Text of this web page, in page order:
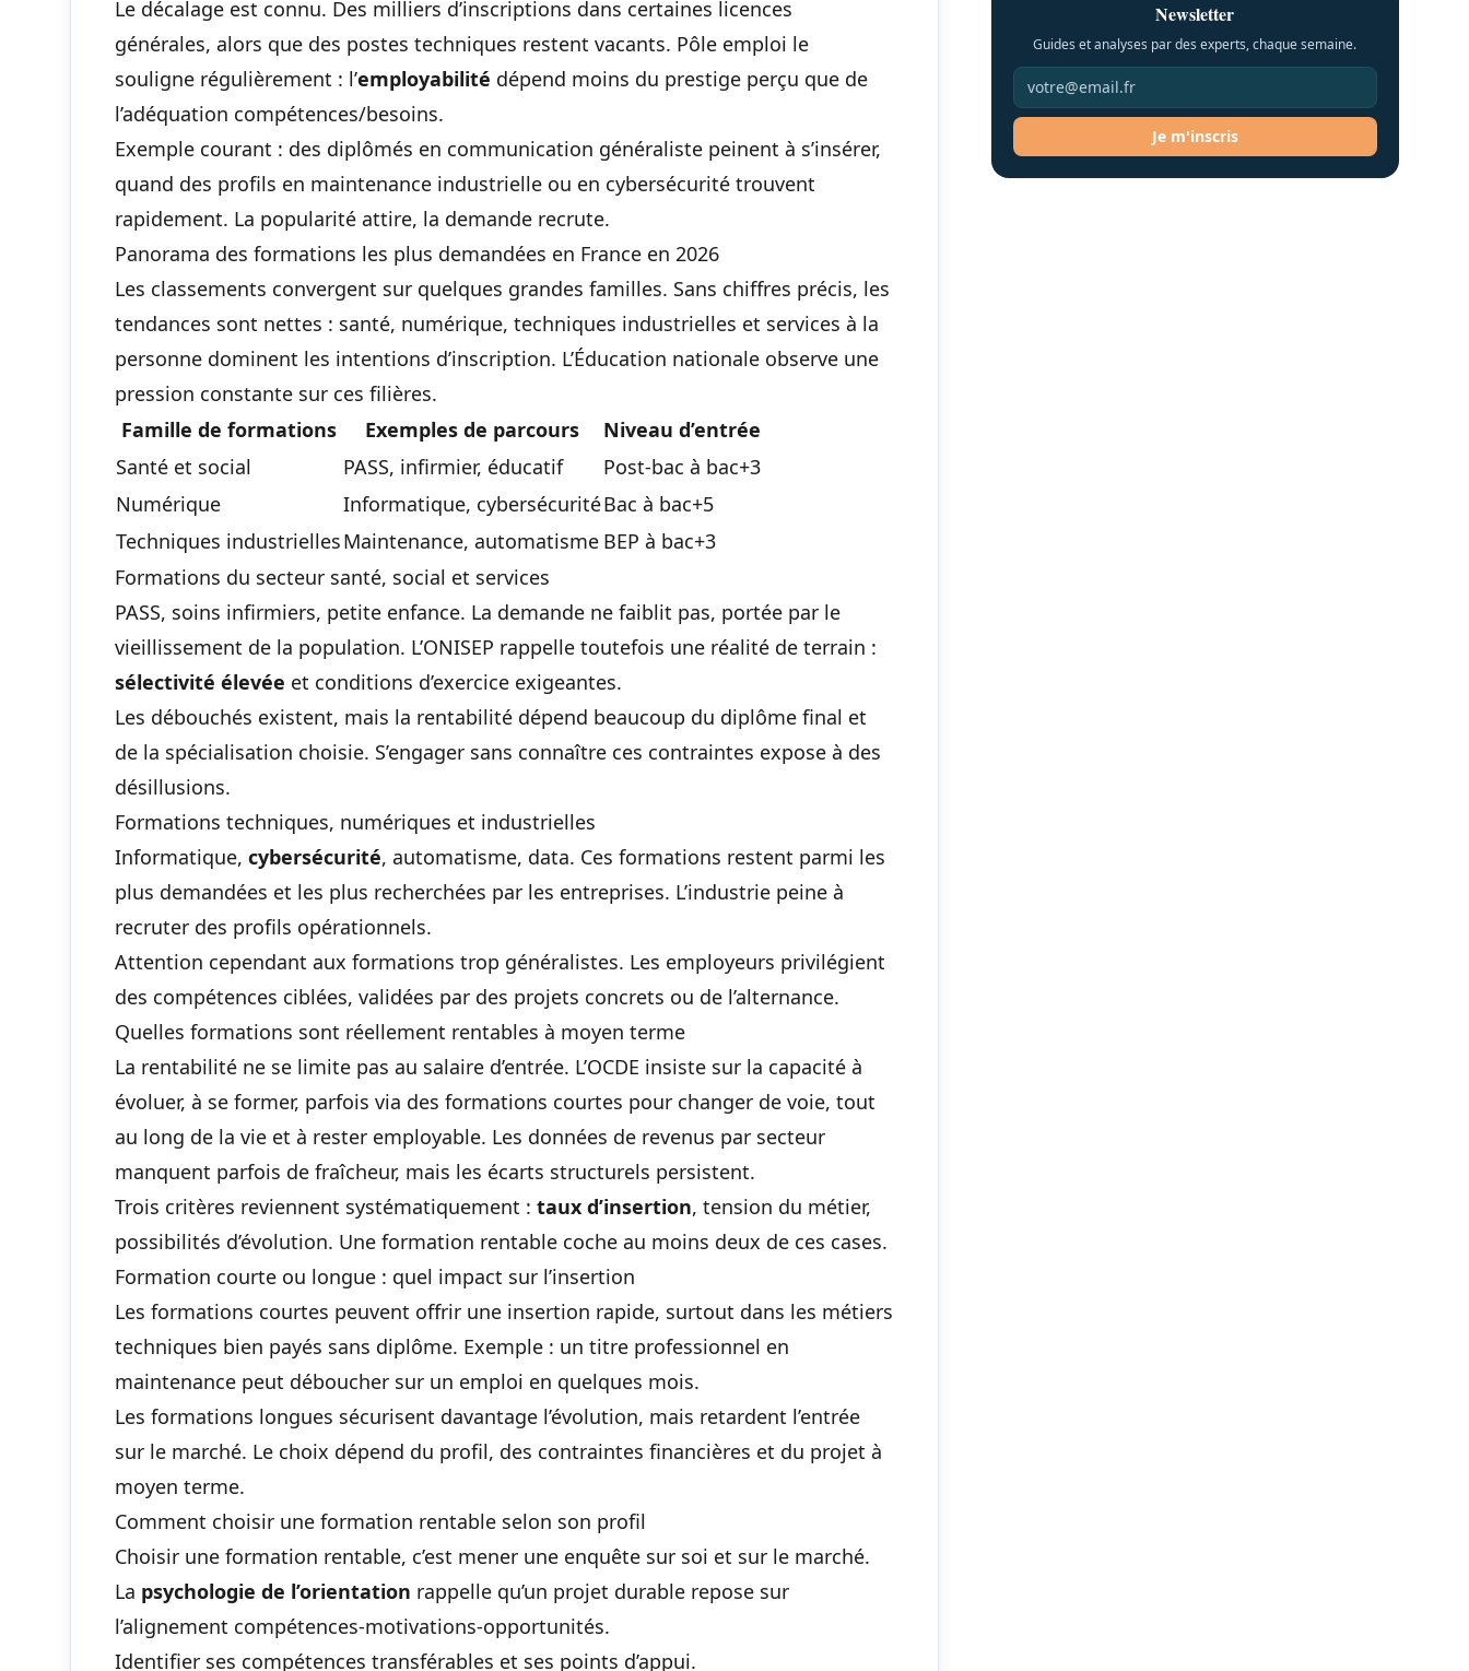
Le décalage est connu. Des milliers d’inscriptions dans certaines licences
générales, alors que des postes techniques restent vacants. Pôle emploi le
souligne régulièrement : l’employabilité dépend moins du prestige perçu que de
l’adéquation compétences/besoins.
Exemple courant : des diplômés en communication généraliste peinent à s’insérer,
quand des profils en maintenance industrielle ou en cybersécurité trouvent
rapidement. La popularité attire, la demande recrute.
Panorama des formations les plus demandées en France en 2026
Les classements convergent sur quelques grandes familles. Sans chiffres précis, les
tendances sont nettes : santé, numérique, techniques industrielles et services à la
personne dominent les intentions d’inscription. L’Éducation nationale observe une
pression constante sur ces filières.
Famille de formations
Exemples de parcours
Niveau d’entrée
Santé et social
PASS, infirmier, éducatif
Post-bac à bac+3
Numérique
Informatique, cybersécuritéBac à bac+5
Techniques industriellesMaintenance, automatisme BEP à bac+3
Formations du secteur santé, social et services
PASS, soins infirmiers, petite enfance. La demande ne faiblit pas, portée par le
vieillissement de la population. L’ONISEP rappelle toutefois une réalité de terrain :
sélectivité élevée et conditions d’exercice exigeantes.
Les débouchés existent, mais la rentabilité dépend beaucoup du diplôme final et
de la spécialisation choisie. S’engager sans connaître ces contraintes expose à des
désillusions.
Formations techniques, numériques et industrielles
Informatique, cybersécurité, automatisme, data. Ces formations restent parmi les
plus demandées et les plus recherchées par les entreprises. L’industrie peine à
recruter des profils opérationnels.
Attention cependant aux formations trop généralistes. Les employeurs privilégient
des compétences ciblées, validées par des projets concrets ou de l’alternance.
Quelles formations sont réellement rentables à moyen terme
La rentabilité ne se limite pas au salaire d’entrée. L’OCDE insiste sur la capacité à
évoluer, à se former, parfois via des formations courtes pour changer de voie, tout
au long de la vie et à rester employable. Les données de revenus par secteur
manquent parfois de fraîcheur, mais les écarts structurels persistent.
Trois critères reviennent systématiquement : taux d’insertion, tension du métier,
possibilités d’évolution. Une formation rentable coche au moins deux de ces cases.
Formation courte ou longue : quel impact sur l’insertion
Les formations courtes peuvent offrir une insertion rapide, surtout dans les métiers
techniques bien payés sans diplôme. Exemple : un titre professionnel en
maintenance peut déboucher sur un emploi en quelques mois.
Les formations longues sécurisent davantage l’évolution, mais retardent l’entrée
sur le marché. Le choix dépend du profil, des contraintes financières et du projet à
moyen terme.
Comment choisir une formation rentable selon son profil
Choisir une formation rentable, c’est mener une enquête sur soi et sur le marché.
La psychologie de l’orientation rappelle qu’un projet durable repose sur
l’alignement compétences-motivations-opportunités.
Identifier ses compétences transférables et ses points d’appui.
Newsletter
Guides et analyses par des experts, chaque semaine.
Je m'inscris